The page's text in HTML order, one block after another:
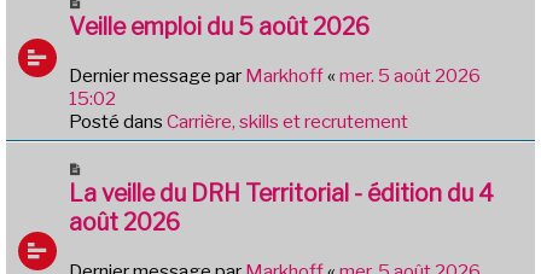
e
s
a
g
e
o
v
e
a
u
e
s
s
Veille emploi du 5 août 2026
Dernier message par Markhoff« mer. 5 août 2026
15:02
Posté dans Carrière, skills et recrutement
o
u
v
La veille du DRH Territorial - édition du 4
août 2026